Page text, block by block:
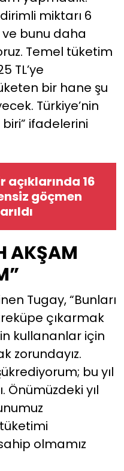
miktarı 6
ve bunu daha
Temel tüketim
TL’ye
bir hane şu
Türkiye’nin
ifadelerini
açıklarında 16
göçmen
AKŞAM
Tugay, “Bunları
çıkarmak
kullananlar için
zorundayız.
bu yıl
Önümüzdeki yıl
olmamız